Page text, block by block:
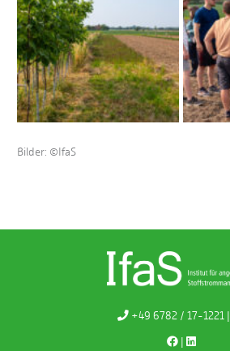
Bilder: ©IfaS
+49 6782 / 17-1221 |
|